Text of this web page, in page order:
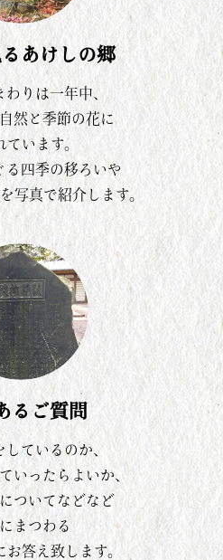
あけしの郷
わりは一年中、
然と季節の花に
ています。
る四季の移ろいや
写真で紹介します。
るご質問
しているのか、
いったらよいか、
ついてなどなど
まつわる
お答え致します。